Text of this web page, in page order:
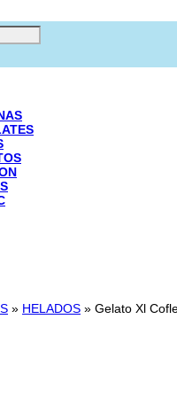
» HELADOS » Gelato Xl